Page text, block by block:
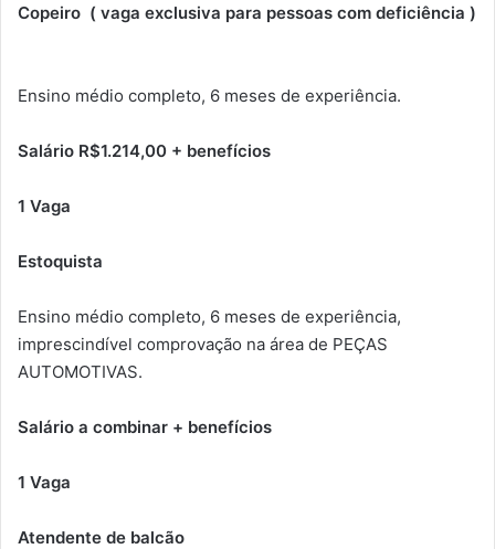
Copeiro ( vaga exclusiva para pessoas com deficiência )
Ensino médio completo, 6 meses de experiência.
Salário R$1.214,00 + benefícios
1 Vaga
Estoquista
Ensino médio completo, 6 meses de experiência,
imprescindível comprovação na área de PEÇAS
AUTOMOTIVAS.
Salário a combinar + benefícios
1 Vaga
Atendente de balcão